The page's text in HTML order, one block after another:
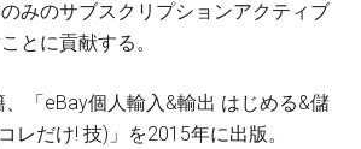
みのサブスクリプションアクティブ
とに貢献する。
「eBay個人輸入&輸出 はじめる&儲
レだけ! 技)」を2015年に出版。